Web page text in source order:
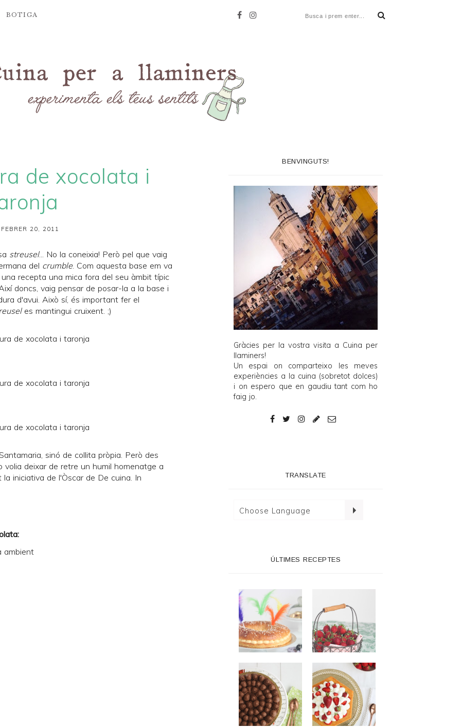
BOTIGA
de xocolata i
20, 2011
streusel... No la coneixia! Però pel que vaig
del crumble. Com aquesta base em va
recepta una mica fora del seu àmbit típic
doncs, vaig pensar de posar-la a la base i
d'avui. Això sí, és important fer el
es mantingui cruixent. ;)
, sinó de collita pròpia. Però des
deixar de retre un humil homenatge a
iniciativa de l'Òscar de De cuina. In
ambient
BENVINGUTS!
Gràcies per la vostra visita a Cuina per
llaminers!
Un espai on comparteixo les meves
experiències a la cuina (sobretot dolces)
i on espero que en gaudiu tant com ho
faig jo.
TRANSLATE
ÚLTIMES RECEPTES